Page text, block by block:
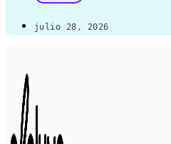
julio 28, 2026